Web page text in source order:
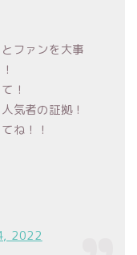
ファンを大事
！
気者の証拠！
ね！！
2022